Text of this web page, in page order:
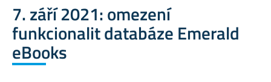
7. září 2021: omezení
funkcionalit databáze Emerald
eBooks